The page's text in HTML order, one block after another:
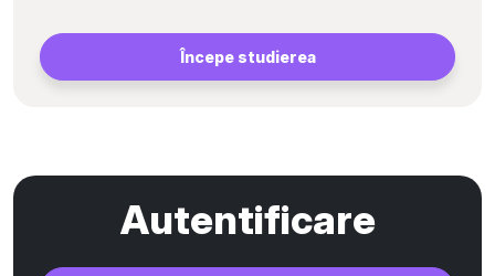
Începe studierea
Autentificare